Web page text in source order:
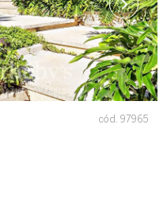
cód. 97965